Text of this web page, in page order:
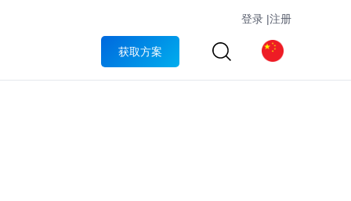
登录 |注册
获取方案